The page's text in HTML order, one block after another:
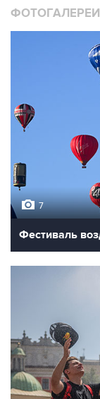
ФОТОГАЛЕРЕИ
7
Фестиваль